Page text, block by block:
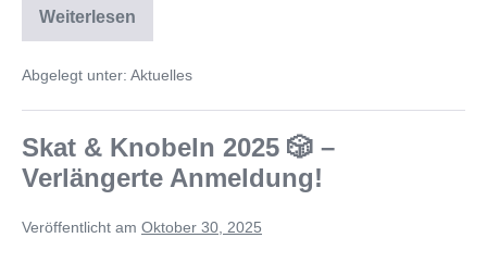
Weiterlesen
Abgelegt unter: Aktuelles
Skat & Knobeln 2025 🎲 –
Verlängerte Anmeldung!
Veröffentlicht am Oktober 30, 2025